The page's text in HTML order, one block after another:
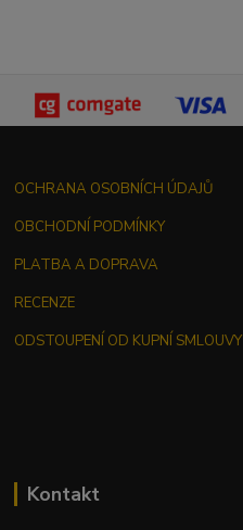
OCHRANA OSOBNÍCH ÚDAJŮ
OBCHODNÍ PODMÍNKY
PLATBA A DOPRAVA
RECENZE
ODSTOUPENÍ OD KUPNÍ SMLOUVY
Kontakt